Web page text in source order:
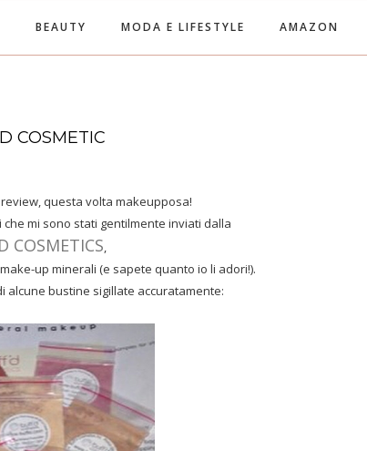
BEAUTY MODA E LIFESTYLE AMAZON
COSMETIC
questa volta makeupposa!
mi sono stati gentilmente inviati dalla
COSMETICS,
up minerali (e sapete quanto io li adori!).
alcune bustine sigillate accuratamente: